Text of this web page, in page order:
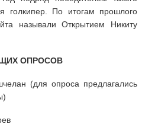
голкипер. По итогам прошлого
называли Открытием Никиту
ОПРОСОВ
(для опроса предлагались